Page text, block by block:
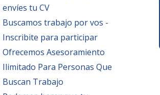
envíes tu CV
Buscamos trabajo por vos -
Inscribite para participar
Ofrecemos Asesoramiento
Ilimitado Para Personas Que
Buscan Trabajo